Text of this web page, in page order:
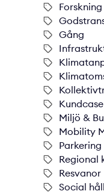
Gång
Kundcase
Miljö &
Mobility
Parkering
Regional
Resvanor
Social